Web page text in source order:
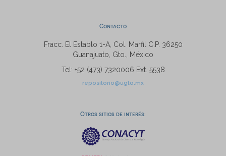
Contacto
Fracc. El Establo 1-A, Col. Marfil C.P. 36250
Guanajuato, Gto., México
Tel: +52 (473) 7320006 Ext. 5538
repositorio@ugto.mx
Otros sitios de interés: